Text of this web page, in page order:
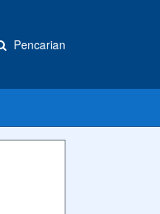
Pencarian